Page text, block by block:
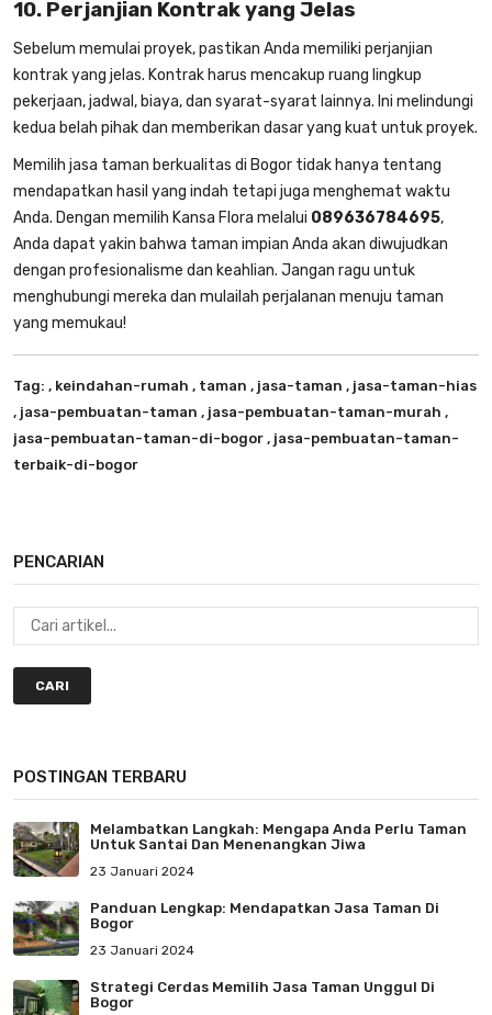
10. Perjanjian Kontrak yang Jelas
Sebelum memulai proyek, pastikan Anda memiliki perjanjian
kontrak yang jelas. Kontrak harus mencakup ruang lingkup
pekerjaan, jadwal, biaya, dan syarat-syarat lainnya. Ini melindungi
kedua belah pihak dan memberikan dasar yang kuat untuk proyek.
Memilih jasa taman berkualitas di Bogor tidak hanya tentang
mendapatkan hasil yang indah tetapi juga menghemat waktu
Anda. Dengan memilih Kansa Flora melalui 089636784695,
Anda dapat yakin bahwa taman impian Anda akan diwujudkan
dengan profesionalisme dan keahlian. Jangan ragu untuk
menghubungi mereka dan mulailah perjalanan menuju taman
yang memukau!
Tag: , keindahan-rumah , taman , jasa-taman , jasa-taman-hias
, jasa-pembuatan-taman , jasa-pembuatan-taman-murah ,
jasa-pembuatan-taman-di-bogor , jasa-pembuatan-taman-
terbaik-di-bogor
PENCARIAN
CARI
POSTINGAN TERBARU
Melambatkan Langkah: Mengapa Anda Perlu Taman
Untuk Santai Dan Menenangkan Jiwa
23 Januari 2024
Panduan Lengkap: Mendapatkan Jasa Taman Di
Bogor
23 Januari 2024
Strategi Cerdas Memilih Jasa Taman Unggul Di
Bogor